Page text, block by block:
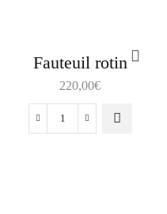
Fauteuil rotin
220,00€